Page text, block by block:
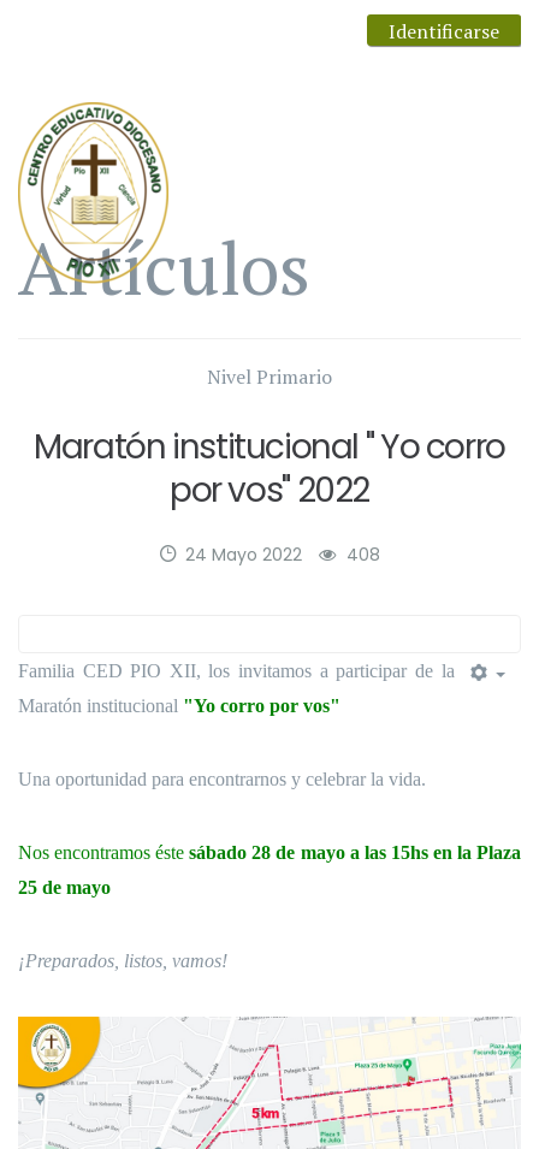
Identificarse
Artículos
Nivel Primario
Maratón institucional " Yo corro
por vos" 2022
24 Mayo 2022 408
Familia CED PIO XII, los invitamos a participar de la
Maratón institucional "Yo corro por vos"
Una oportunidad para encontrarnos y celebrar la vida.
Nos encontramos éstesábado 28 de mayo a las 15hs en la Plaza
25 de mayo
¡Preparados, listos, vamos!